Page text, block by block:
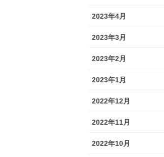
2023年4月
2023年3月
2023年2月
2023年1月
2022年12月
2022年11月
2022年10月